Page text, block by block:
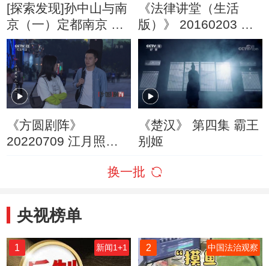
[探索发现]孙中山与南
京（一）定都南京 临
时大总统就职典礼
《法律讲堂（生活
版）》 20160203 讨
好妻子闹出事儿
《方圆剧阵》
20220709 江月照何
《楚汉》 第四集 霸王
别姬
换一批
央视榜单
1 新闻1+1 2 中国法治观察